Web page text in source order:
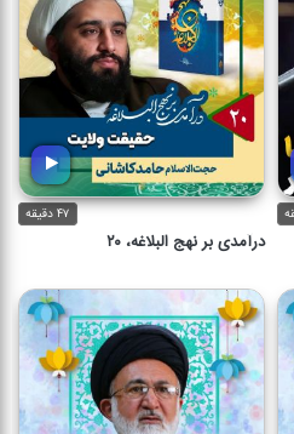
۴۷ دقیقه
درآمدی بر نهج البلاغه، ۲۰